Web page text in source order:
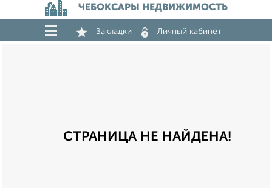
ЧЕБОКСАРЫ НЕДВИЖИМОСТЬ
Закладки Личный кабинет
СТРАНИЦА НЕ НАЙДЕНА!